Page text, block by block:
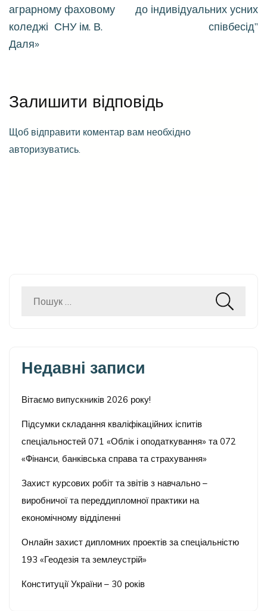
аграрному фаховому
коледжі СНУ ім. В.
Даля»
до індивідуальних усних
співбесід”
Залишити відповідь
Щоб відправити коментар вам необхідно
авторизуватись.
Пошук:
Недавні записи
Вітаємо випускників 2026 року!
Підсумки складання кваліфікаційних іспитів
спеціальностей 071 «Облік і оподаткування» та 072
«Фінанси, банківська справа та страхування»
Захист курсових робіт та звітів з навчально –
виробничої та переддипломної практики на
економічному відділенні
Онлайн захист дипломних проектів за спеціальністю
193 «Геодезія та землеустрій»
Конституції України – 30 років